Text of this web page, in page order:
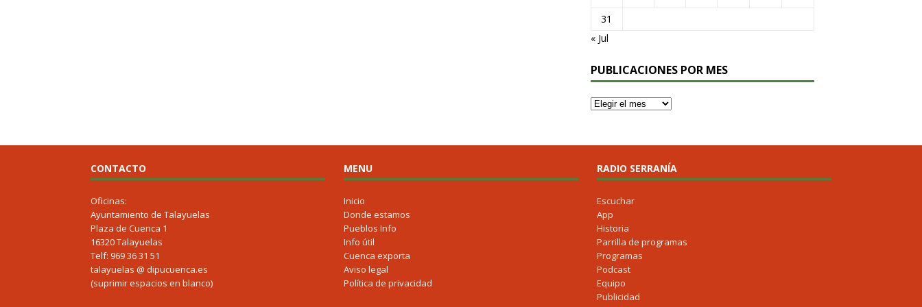
31
« Jul
PUBLICACIONES POR MES
CONTACTO
Oficinas:
Ayuntamiento de Talayuelas
Plaza de Cuenca 1
16320 Talayuelas
Telf: 969 36 31 51
talayuelas @ dipucuenca.es
(suprimir espacios en blanco)
MENU
Inicio
Donde estamos
Pueblos Info
Info útil
Cuenca exporta
Aviso legal
Política de privacidad
RADIO SERRANÍA
Escuchar
App
Historia
Parrilla de programas
Programas
Podcast
Equipo
Publicidad